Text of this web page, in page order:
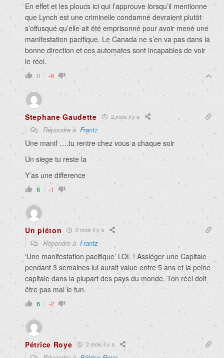
En effet et les ploucs ici qui l’approuve lorsqu’il mentionne
que Lynch est une criminelle condamné devraient plutôt
s’offusqué qu’elle ait été emprisonné pour avoir mené une
manifestation pacifique. Le Canada ne s’en va pas dans la
bonne direction et ces automates sont incapables de voir
le réel.
0 -8
Stephane Gaudette 2 mois il y a
Répondre à Frantz
Une manif ….tu rentre chez vous a chaque soir
Un siege tu reste la
Y’as une difference
6 -1
Un piéton 2 mois il y a
Répondre à Frantz
‘Une manifestation pacifique’ LOL ! Assiéger une Capitale
pendant 3 semaines lui aurait value entre 5 ans et la peine
capitale dans la plupart des pays du monde. Ton réel doit
être pas mal le fun.
6 -2
Pétrice Roye 2 mois il y a